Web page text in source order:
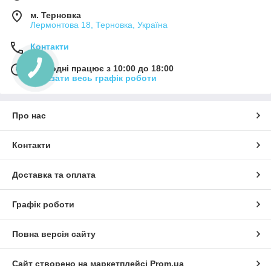
м. Терновка
Лермонтова 18, Терновка, Україна
Контакти
Сьогодні працює з 10:00 до 18:00
Показати весь графік роботи
Про нас
Контакти
Доставка та оплата
Графік роботи
Повна версія сайту
Сайт створено на маркетплейсі Prom.ua